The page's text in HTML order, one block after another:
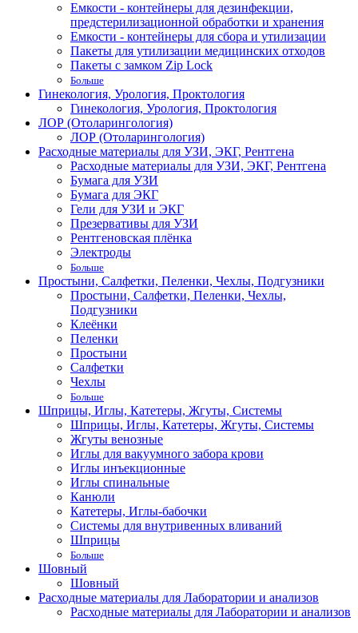
Емкости - контейнеры для дезинфекции,
предстерилизационной обработки и хранения
Емкости - контейнеры для сбора и утилизации
Пакеты для утилизации медицинских отходов
Пакеты с замком Zip Lock
Больше
Гинекология, Урология, Проктология
Гинекология, Урология, Проктология
ЛОР (Отоларингология)
ЛОР (Отоларингология)
Расходные материалы для УЗИ, ЭКГ, Рентгена
Расходные материалы для УЗИ, ЭКГ, Рентгена
Бумага для УЗИ
Бумага для ЭКГ
Гели для УЗИ и ЭКГ
Презервативы для УЗИ
Рентгеновская плёнка
Электроды
Больше
Простыни, Салфетки, Пеленки, Чехлы, Подгузники
Простыни, Салфетки, Пеленки, Чехлы,
Подгузники
Клеёнки
Пеленки
Простыни
Салфетки
Чехлы
Больше
Шприцы, Иглы, Катетеры, Жгуты, Системы
Шприцы, Иглы, Катетеры, Жгуты, Системы
Жгуты венозные
Иглы для вакуумного забора крови
Иглы инъекционные
Иглы спинальные
Канюли
Катетеры, Иглы-бабочки
Системы для внутривенных вливаний
Шприцы
Больше
Шовный
Шовный
Расходные материалы для Лаборатории и анализов
Расходные материалы для Лаборатории и анализов